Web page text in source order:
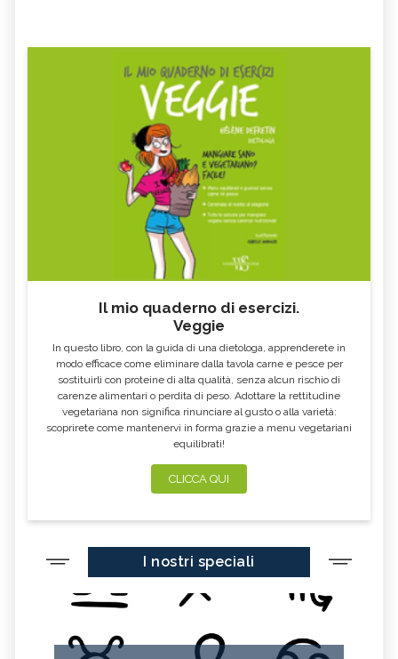
Il mio quaderno di esercizi.
Veggie
In questo libro, con la guida di una dietologa, apprenderete in
modo efficace come eliminare dalla tavola carne e pesce per
sostituirli con proteine di alta qualità, senza alcun rischio di
carenze alimentari o perdita di peso. Adottare la rettitudine
vegetariana non significa rinunciare al gusto o alla varietà:
scoprirete come mantenervi in forma grazie a menu vegetariani
equilibrati!
CLICCA QUI
I nostri speciali